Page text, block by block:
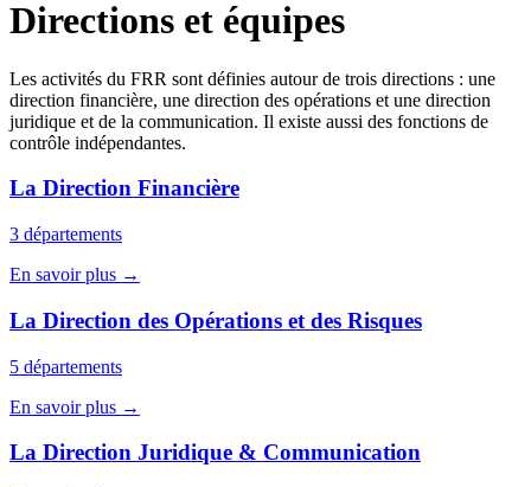
Directions et équipes
Les activités du FRR sont définies autour de trois directions : une
direction financière, une direction des opérations et une direction
juridique et de la communication. Il existe aussi des fonctions de
contrôle indépendantes.
La Direction Financière
3 départements
En savoir plus →
La Direction des Opérations et des Risques
5 départements
En savoir plus →
La Direction Juridique & Communication